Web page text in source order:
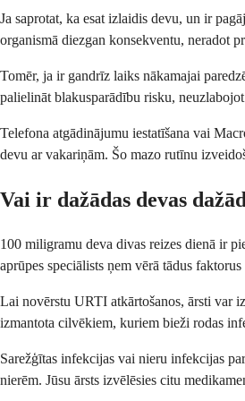
Ja saprotat, ka esat izlaidis devu, un ir
organismā diezgan konsekventu, neradot
Tomēr, ja ir gandrīz laiks nākamajai
palielināt blakusparādību risku,
Telefona atgādinājumu iestatīšana vai
devu ar vakariņām. Šo mazo rutīnu
Vai ir dažādas devas
100 miligramu deva divas reizes dienā ir
aprūpes speciālists ņem vērā tādus
Lai novērstu URTI atkārtošanos, ārsti var
izmantota cilvēkiem, kuriem bieži rodas
Sarežģītas infekcijas vai nieru infekcijas
nierēm. Jūsu ārsts izvēlēsies citu